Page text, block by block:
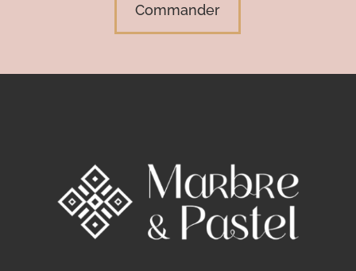
Commander